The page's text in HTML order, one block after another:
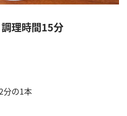
理時間15分
の1本